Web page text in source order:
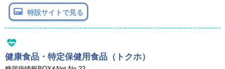
特設サイトで見る
健康食品・特定保健用食品（トクホ）